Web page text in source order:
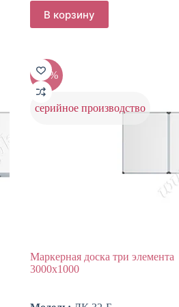
цена
составляла
9407 ₽.
цена:
8466 ₽.
В корзину
-10%
серийное производство
Маркерная доска три элемента
3000х1000